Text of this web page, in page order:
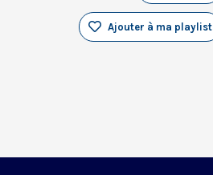
Ajouter à ma playlist